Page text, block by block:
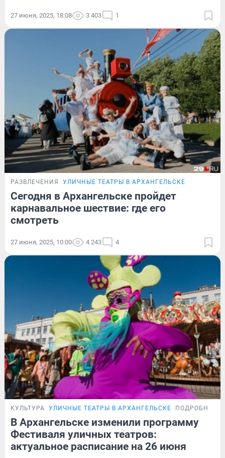
27 июня, 2025, 18:08 3 403 1
РАЗВЛЕЧЕНИЯ УЛИЧНЫЕ ТЕАТРЫ В АРХАНГЕЛЬСКЕ
Сегодня в Архангельске пройдет
карнавальное шествие: где его
смотреть
27 июня, 2025, 10:00 4 243 4
КУЛЬТУРА УЛИЧНЫЕ ТЕАТРЫ В АРХАНГЕЛЬСКЕ
В Архангельске изменили программу
Фестиваля уличных театров:
актуальное расписание на 26 июня